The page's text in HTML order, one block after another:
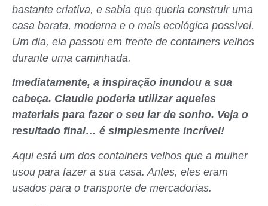
bastante criativa, e sabia que queria construir uma
casa barata, moderna e o mais ecológica possível.
Um dia, ela passou em frente de containers velhos
durante uma caminhada.
Imediatamente, a inspiração inundou a sua
cabeça. Claudie poderia utilizar aqueles
materiais para fazer o seu lar de sonho. Veja o
resultado final… é simplesmente incrível!
Aqui está um dos containers velhos que a mulher
usou para fazer a sua casa. Antes, eles eram
usados para o transporte de mercadorias.